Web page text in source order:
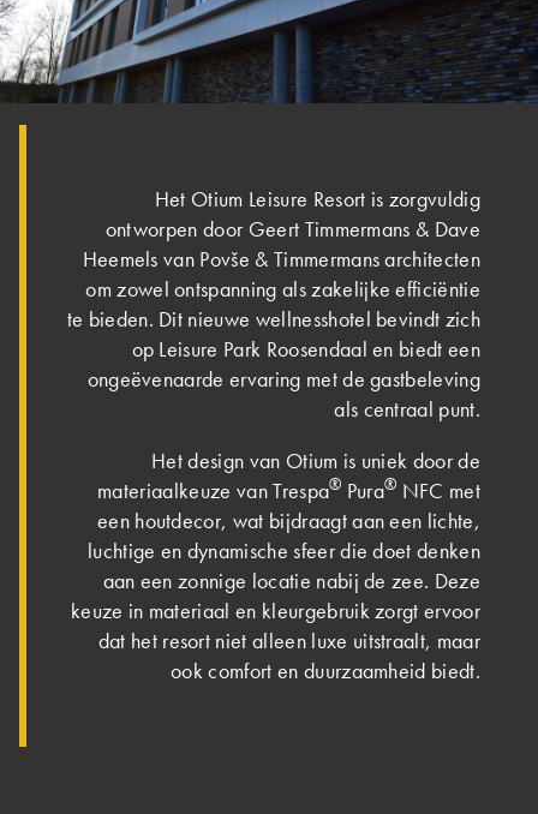
Het Otium Leisure Resort is zorgvuldig
ontworpen door Geert Timmermans & Dave
Heemels van Povše & Timmermans architecten
om zowel ontspanning als zakelijke efficiëntie
te bieden. Dit nieuwe wellnesshotel bevindt zich
op Leisure Park Roosendaal en biedt een
ongeëvenaarde ervaring met de gastbeleving
als centraal punt.
Het design van Otium is uniek door de
materiaalkeuze van Trespa® Pura® NFC met
een houtdecor, wat bijdraagt aan een lichte,
luchtige en dynamische sfeer die doet denken
aan een zonnige locatie nabij de zee. Deze
keuze in materiaal en kleurgebruik zorgt ervoor
dat het resort niet alleen luxe uitstraalt, maar
ook comfort en duurzaamheid biedt.